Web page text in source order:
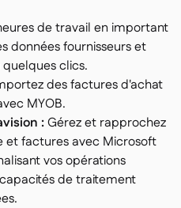
de travail en important
données fournisseurs et
clics.
des factures d'achat
MYOB.
:Gérez et rapprochez
et factures avec Microsoft
vos opérations
de traitement